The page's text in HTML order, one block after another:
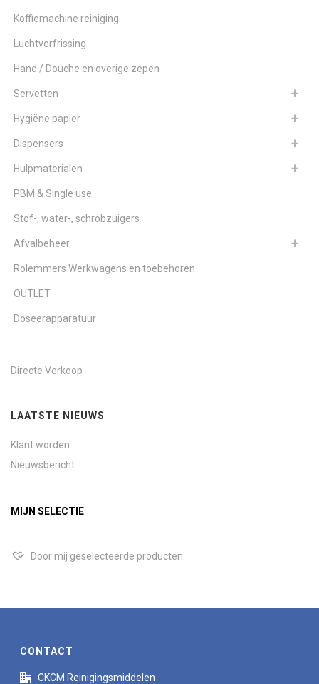
Koffiemachine reiniging
Luchtverfrissing
Hand / Douche en overige zepen
Servetten
Hygiëne papier
Dispensers
Hulpmaterialen
PBM & Single use
Stof-, water-, schrobzuigers
Afvalbeheer
Rolemmers Werkwagens en toebehoren
OUTLET
Doseerapparatuur
Directe Verkoop
LAATSTE NIEUWS
Klant worden
Nieuwsbericht
MIJN SELECTIE
Door mij geselecteerde producten:
CONTACT
CKCM Reinigingsmiddelen